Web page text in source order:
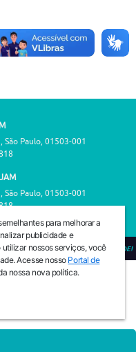
Paulo, 01503-001
Paulo, 01503-001
PREVENIR É VIVER COM QUALIDADE!
para melhorar a
publicidade e
nossos serviços, você
Acesse nosso Portal de
nossa nova política.